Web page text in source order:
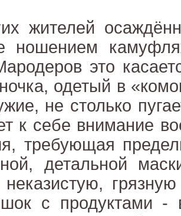
жителей
ношением
это
одетый в
не столько
к себе внимание
требующая
детальной
с продуктами -